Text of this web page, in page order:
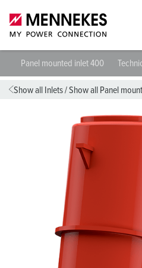
Panel mounted inlet 400
Show all Inlets/Show all Panel